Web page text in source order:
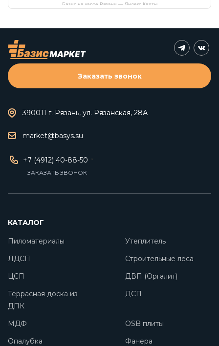
Базис на карте Рязани — Яндекс Карты
390011 г. Рязань, ул. Рязанская, 28А
market@basys.su
+7 (4912) 40-88-50
ЗАКАЗАТЬ ЗВОНОК
Заказать звонок
КАТАЛОГ
Пиломатериалы
Утеплитель
ЛДСП
Строительные леса
ЦСП
ДВП (Оргалит)
Террасная доска из
ДПК
ДСП
МДФ
OSB плиты
Опалубка
Фанера